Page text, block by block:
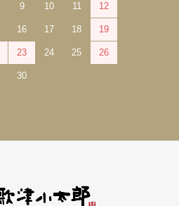
9 10 11 12
16 17 18 19
23 24 25 26
30